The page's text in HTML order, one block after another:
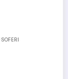
SOFERI